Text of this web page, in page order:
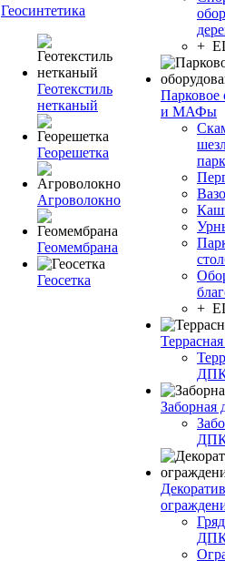
Геосинтетика
Геотекстиль
нетканый
Георешетка
Агроволокно
Геомембрана
Геосетка
+
Парковое
и МАФы
+
Заборная